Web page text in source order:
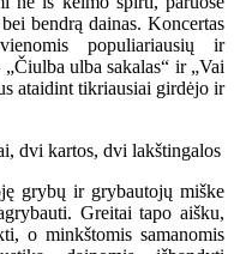
bendrą dainas. Koncertas
populiariausių ir
ulba sakalas“ ir „Vai
ataidint tikriausiai girdėjo ir
grybų ir grybautojų miške
Greitai tapo aišku,
o minkštomis samanomis